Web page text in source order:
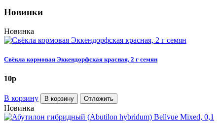
Новинки
Новинка
Свёкла кормовая Эккендорфская красная, 2 г семян
10p
В корзину В корзину Отложить
Новинка